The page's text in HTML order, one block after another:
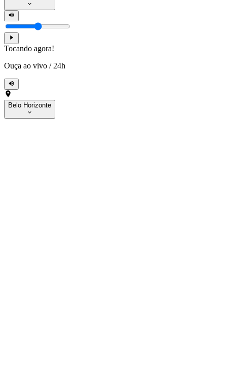
Tocando agora!
Ouça ao vivo / 24h
Belo Horizonte